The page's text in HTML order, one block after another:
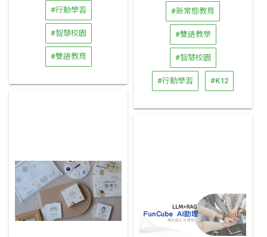
#行動學習
#智慧校園
#雙語教育
#新常態教育
#雙語教學
#智慧校園
#行動學習 #K12